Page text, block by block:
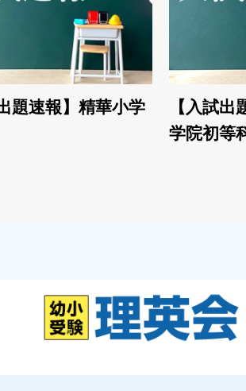
題速報】精華小学
【入試出
学院初等